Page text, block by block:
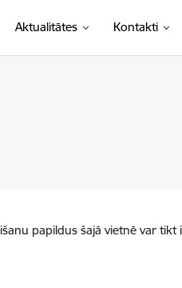
Aktualitātes Kontakti
papildus šajā vietnē var